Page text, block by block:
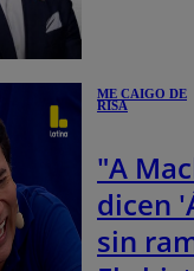
de
de la
en
ME CAIGO DE
RISA
"A
dicen
sin